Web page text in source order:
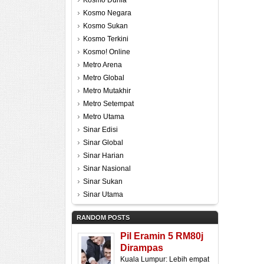
Kosmo Negara
Kosmo Sukan
Kosmo Terkini
Kosmo! Online
Metro Arena
Metro Global
Metro Mutakhir
Metro Setempat
Metro Utama
Sinar Edisi
Sinar Global
Sinar Harian
Sinar Nasional
Sinar Sukan
Sinar Utama
RANDOM POSTS
Pil Eramin 5 RM80j
Dirampas
Kuala Lumpur: Lebih empat